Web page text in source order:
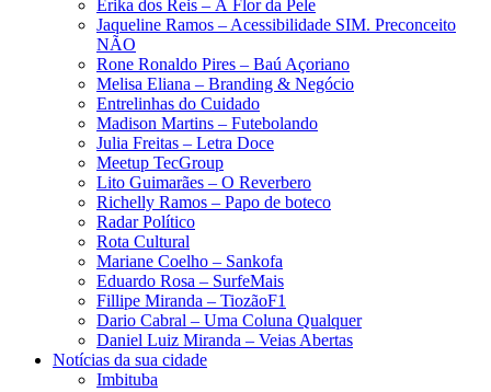
Érika dos Reis​ – À Flor da Pele
Jaqueline Ramos – Acessibilidade SIM. Preconceito
NÃO
Rone Ronaldo Pires – Baú Açoriano
Melisa Eliana – Branding & Negócio
Entrelinhas do Cuidado
Madison Martins – Futebolando
Julia Freitas​ – Letra Doce
Meetup TecGroup
Lito Guimarães – O Reverbero
Richelly Ramos​ – Papo de boteco
Radar Político
Rota Cultural
Mariane Coelho – Sankofa
Eduardo Rosa​ – SurfeMais
Fillipe Miranda – TiozãoF1
Dario Cabral – Uma Coluna Qualquer
Daniel Luiz Miranda – Veias Abertas
Notícias da sua cidade
Imbituba